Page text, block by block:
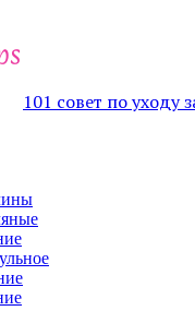
101 совет по уходу